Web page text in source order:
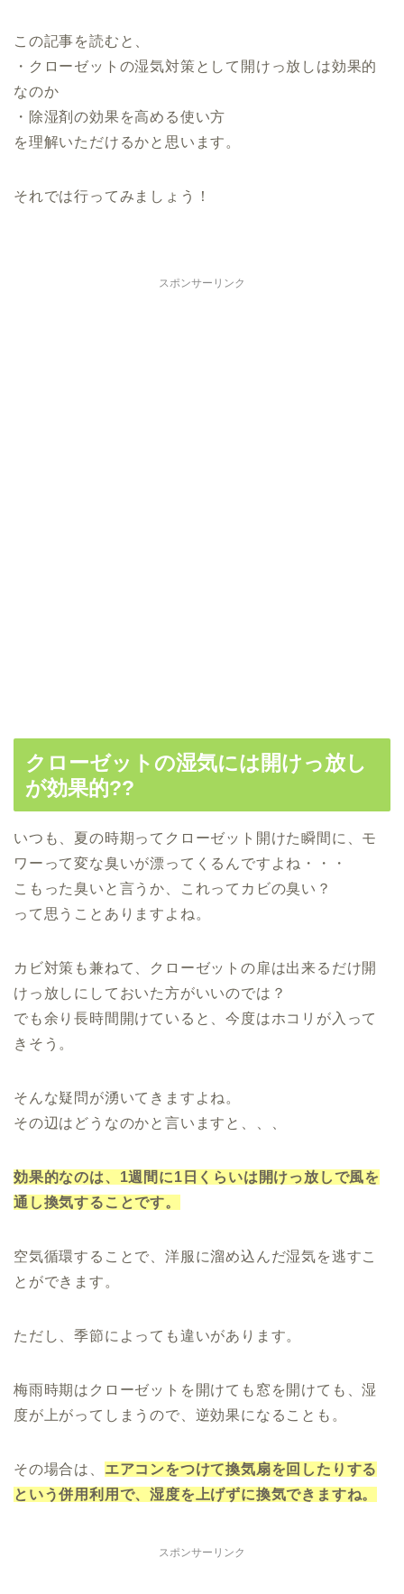
この記事を読むと、
・クローゼットの湿気対策として開けっ放しは効果的
なのか
・除湿剤の効果を高める使い方
を理解いただけるかと思います。
それでは行ってみましょう！
スポンサーリンク
クローゼットの湿気には開けっ放し
が効果的??
いつも、夏の時期ってクローゼット開けた瞬間に、モ
ワーって変な臭いが漂ってくるんですよね・・・
こもった臭いと言うか、これってカビの臭い？
って思うことありますよね。
カビ対策も兼ねて、クローゼットの扉は出来るだけ開
けっ放しにしておいた方がいいのでは？
でも余り長時間開けていると、今度はホコリが入って
きそう。
そんな疑問が湧いてきますよね。
その辺はどうなのかと言いますと、、、
効果的なのは、1週間に1日くらいは開けっ放しで風を
通し換気することです。
空気循環することで、洋服に溜め込んだ湿気を逃すこ
とができます。
ただし、季節によっても違いがあります。
梅雨時期はクローゼットを開けても窓を開けても、湿
度が上がってしまうので、逆効果になることも。
その場合は、 エアコンをつけて換気扇を回したりする
という併用利用で、湿度を上げずに換気できますね。
スポンサーリンク